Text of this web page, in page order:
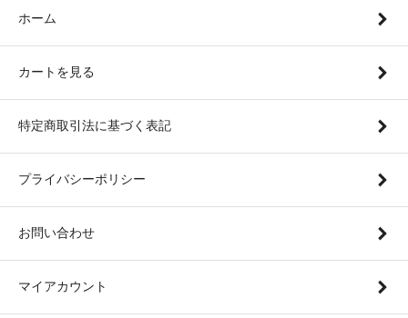
ホーム
カートを見る
特定商取引法に基づく表記
プライバシーポリシー
お問い合わせ
マイアカウント